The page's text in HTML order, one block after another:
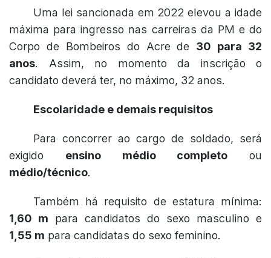
Uma lei sancionada em 2022 elevou a idade
máxima para ingresso nas carreiras da PM e do
Corpo de Bombeiros do Acre de 30 para 32
anos. Assim, no momento da inscrição o
candidato deverá ter, no máximo, 32 anos.
Escolaridade e demais requisitos
Para concorrer ao cargo de soldado, será
exigido ensino médio completo ou
médio/técnico.
Também há requisito de estatura mínima:
1,60 m para candidatos do sexo masculino e
1,55 m para candidatas do sexo feminino.